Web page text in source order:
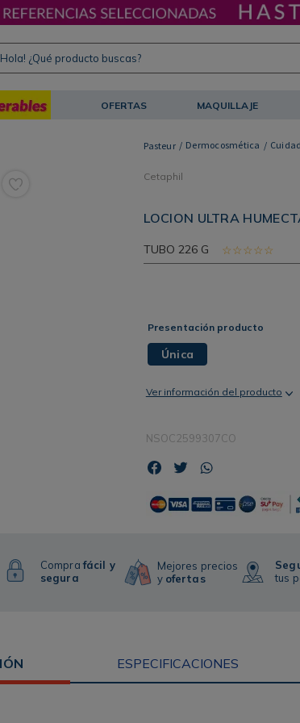
¿Qué producto buscas?
OFERTAS MAQUILLAJE
Dermocosmética
Cetaphil
LOCION ULTRA
TUBO 226 G ☆☆☆☆☆
Presentación producto
Única
Ver información del producto
NSOC2599307CO
Comprafácil y
segura
Mejores precios
y ofertas
tus
ESPECIFICACIONES